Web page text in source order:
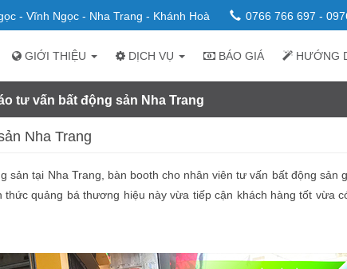
- Vĩnh Ngọc - Nha Trang - Khánh Hoà 0766 766 697 -
GIỚI THIỆU DỊCH VỤ BÁO GIÁ HƯỚNG
tư vấn bất động sản Nha Trang
Nha Trang
sản tại Nha Trang, bàn booth cho nhân viên tư vấn bất động sản
quảng bá thương hiệu này vừa tiếp cận khách hàng tốt vừa